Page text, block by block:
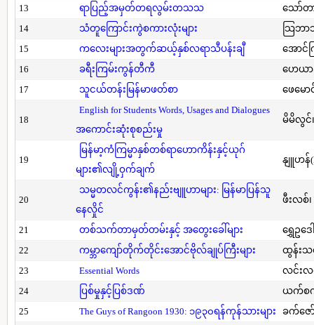
13
ရာပြည့်အမှတ်တရလွမ်းတသသ
သော်တ
14
သံတူကြောင်းကွဲစကားလုံးများ
သြဘာ
15
ကလေးများအတွက်ဆယ့်နှစ်လရာသီပန်းချီ
အောင်
16
ခရီးကြမ်းကွန်တီကီ
ဟေယာ
17
သူငယ်တန်းမြန်မာဖတ်စာ ဖေမော
18
English for Students Words, Usages and Dialogues
အကောင်းဆုံးစုစည်းမှု
မိမိလွင်၊
19
မြန်မာ့ကံကြမ္မာနှစ်တစ်ရာဟောကိန်းနှင့်ယုဂ်
များ၏လျို့ဝှက်ချက်
နျူဟန်
20
သမ္မတလင်ကွန်း၏နည်းဗျူဟာများ: မြန်မာပြန်သူ
နေလှိုင်
ဖီးလစ်
21 တစ်သက်တာမှတ်တမ်းနှင့် အတွေးခေါ်များ
ရွှေဥဒေ
22
ကမ္ဘာကျော်တိုက်တိုင်းအောင်ဗိုလ်ချုပ်ကြီးများ
ထွန်းသ
23
Essential Words
လင်းလ
24
ပြစ်မှုနှင့်ပြစ်ဒဏ်
ယက်စကီ
25
The Guys of Rangoon 1930: ၁၉၃၀ရန်ကုန်သားများ
ခက်ဇေ